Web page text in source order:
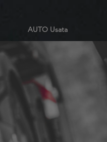
AUTO Usata